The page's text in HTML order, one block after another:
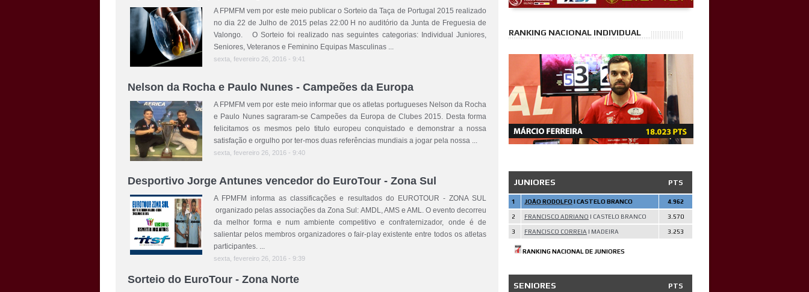
A FPMFM vem por este meio publicar o Sorteio da Taça de Portugal 2015 realizado
no dia 22 de Julho de 2015 pelas 22:00 H no auditório da Junta de Freguesia de
Valongo. O Sorteio foi realizado nas seguintes categorias: Individual Juniores,
Seniores, Veteranos e Feminino Equipas Masculinas ...
sexta, fevereiro 26, 2016 - 9:41
Nelson da Rocha e Paulo Nunes - Campeões da Europa
A FPMFM vem por este meio informar que os atletas portugueses Nelson da Rocha
e Paulo Nunes sagraram-se Campeões da Europa de Clubes 2015. Desta forma
felicitamos os mesmos pelo titulo europeu conquistado e demonstrar a nossa
satisfação e orgulho por ter-mos duas referências mundiais a jogar pela nossa ...
sexta, fevereiro 26, 2016 - 9:40
Desportivo Jorge Antunes vencedor do EuroTour - Zona Sul
A FPMFM informa as classificações e resultados do EUROTOUR - ZONA SUL
organizado pelas associações da Zona Sul: AMDL, AMS e AML. O evento decorreu
da melhor forma e num ambiente competitivo e confraternizador, onde é de
salientar pelos membros organizadores o fair-play existente entre todos os atletas
participantes. ...
sexta, fevereiro 26, 2016 - 9:39
Sorteio do EuroTour - Zona Norte
RANKING NACIONAL INDIVIDUAL
JUNIORES PTS
1 JOÃO RODOLFO| CASTELO BRANCO 4.962
2 FRANCISCO ADRIANO | CASTELO BRANCO 3.570
3 FRANCISCO CORREIA | MADEIRA 3.253
RANKING NACIONAL DE JUNIORES
SENIORES PTS